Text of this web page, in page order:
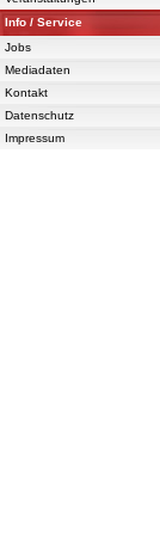
Info / Service
Jobs
Mediadaten
Kontakt
Datenschutz
Impressum